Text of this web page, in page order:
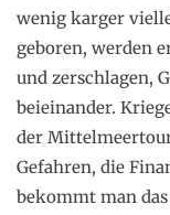
wenig karger
geboren, werden
und zerschlagen,
beieinander.
der
Gefahren, die
bekommt man